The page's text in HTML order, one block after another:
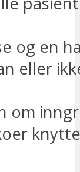
og en
eller
om